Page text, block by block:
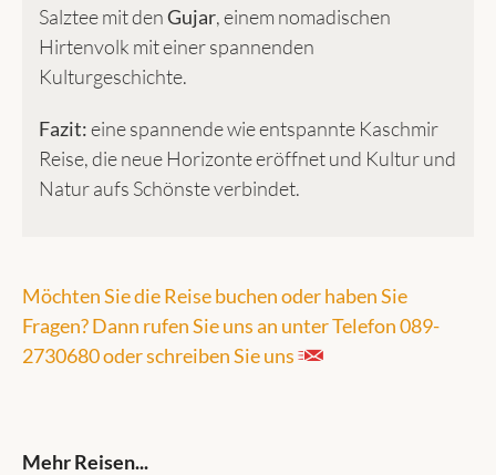
Salztee mit denGujar, einem nomadischen
Hirtenvolk mit einer spannenden
Kulturgeschichte.
Fazit:eine spannende wie entspannte Kaschmir
Reise, die neue Horizonte eröffnet und Kultur und
Natur aufs Schönste verbindet.
Möchten Sie die Reise buchen oder haben Sie
Fragen? Dann rufen Sie uns an unter Telefon 089-
2730680 oder schreiben Sie uns
Mehr Reisen...